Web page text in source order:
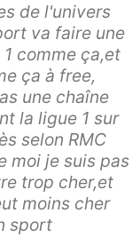
de l'univers
va faire une
comme ça,et
ça à free,
une chaîne
la ligue 1 sur
selon RMC
moi je suis pas
trop cher,et
moins cher
sport